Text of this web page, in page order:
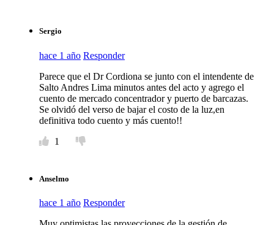
Sergio
hace 1 año Responder
Parece que el Dr Cordiona se junto con el intendente de
Salto Andres Lima minutos antes del acto y agrego el
cuento de mercado concentrador y puerto de barcazas.
Se olvidó del verso de bajar el costo de la luz,en
definitiva todo cuento y más cuento!!
1
Anselmo
hace 1 año Responder